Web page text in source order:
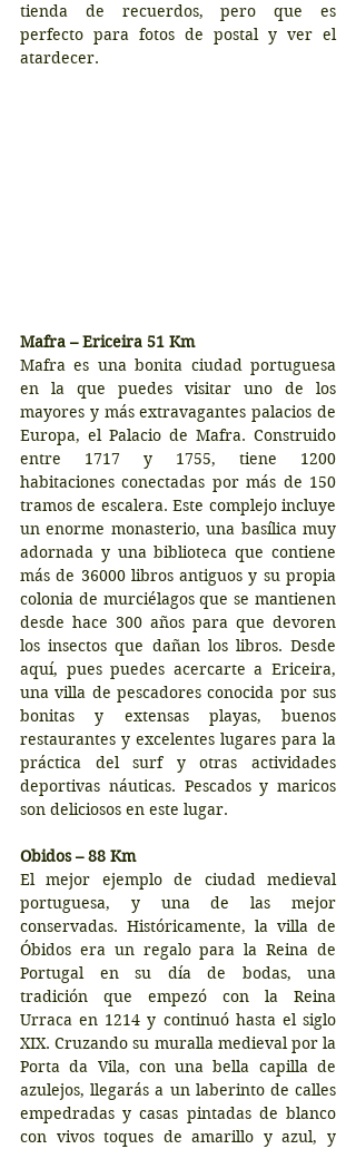
tienda de recuerdos, pero que es
perfecto para fotos de postal y ver el
atardecer.
Mafra – Ericeira 51 Km
Mafra es una bonita ciudad portuguesa
en la que puedes visitar uno de los
mayores y más extravagantes palacios de
Europa, el Palacio de Mafra. Construido
entre 1717 y 1755, tiene 1200
habitaciones conectadas por más de 150
tramos de escalera. Este complejo incluye
un enorme monasterio, una basílica muy
adornada y una biblioteca que contiene
más de 36000 libros antiguos y su propia
colonia de murciélagos que se mantienen
desde hace 300 años para que devoren
los insectos que dañan los libros. Desde
aquí, pues puedes acercarte a Ericeira,
una villa de pescadores conocida por sus
bonitas y extensas playas, buenos
restaurantes y excelentes lugares para la
práctica del surf y otras actividades
deportivas náuticas. Pescados y maricos
son deliciosos en este lugar.
Obidos – 88 Km
El mejor ejemplo de ciudad medieval
portuguesa, y una de las mejor
conservadas. Históricamente, la villa de
Óbidos era un regalo para la Reina de
Portugal en su día de bodas, una
tradición que empezó con la Reina
Urraca en 1214 y continuó hasta el siglo
XIX. Cruzando su muralla medieval por la
Porta da Vila, con una bella capilla de
azulejos, llegarás a un laberinto de calles
empedradas y casas pintadas de blanco
con vivos toques de amarillo y azul, y